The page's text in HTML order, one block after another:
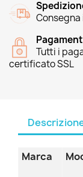
Consegna
Tutti i
certificato SSL
Marca